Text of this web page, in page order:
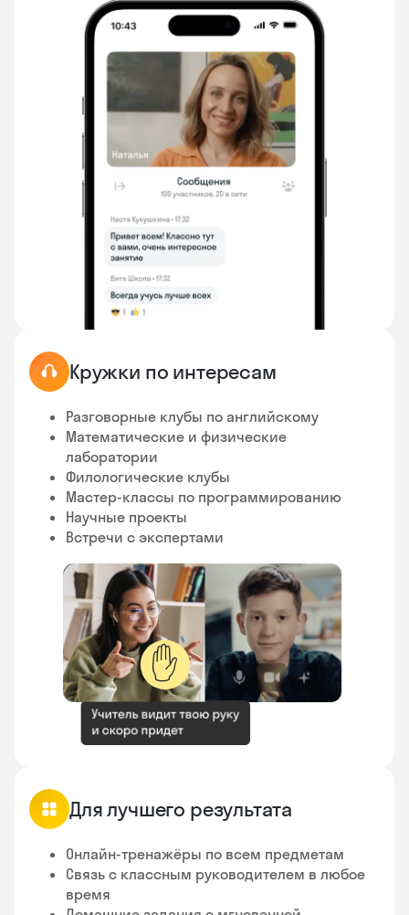
Кружки по интересам
Разговорные клубы по английскому
Математические и физические
лаборатории
Филологические клубы
Мастер-классы по программированию
Научные проекты
Встречи с экспертами
✋
Для лучшего результата
Онлайн-тренажёры по всем предметам
Связь с классным руководителем в любое
время